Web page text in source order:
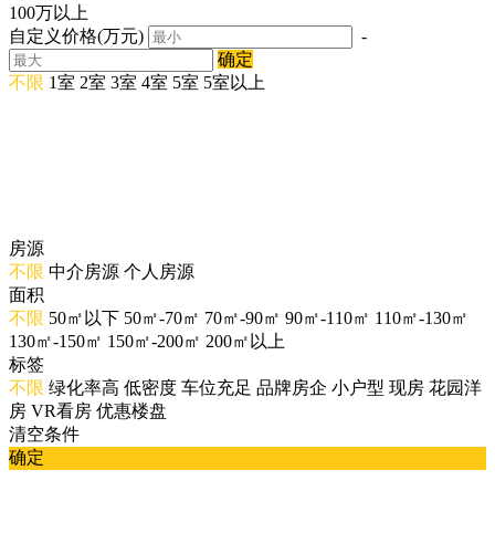
100万以上
自定义价格(万元)
-
确定
不限 1室 2室 3室 4室 5室 5室以上
房源
不限 中介房源 个人房源
面积
不限 50㎡以下 50㎡-70㎡ 70㎡-90㎡ 90㎡-110㎡ 110㎡-130㎡
130㎡-150㎡ 150㎡-200㎡ 200㎡以上
标签
不限 绿化率高 低密度 车位充足 品牌房企 小户型 现房 花园洋
房 VR看房 优惠楼盘
清空条件
确定